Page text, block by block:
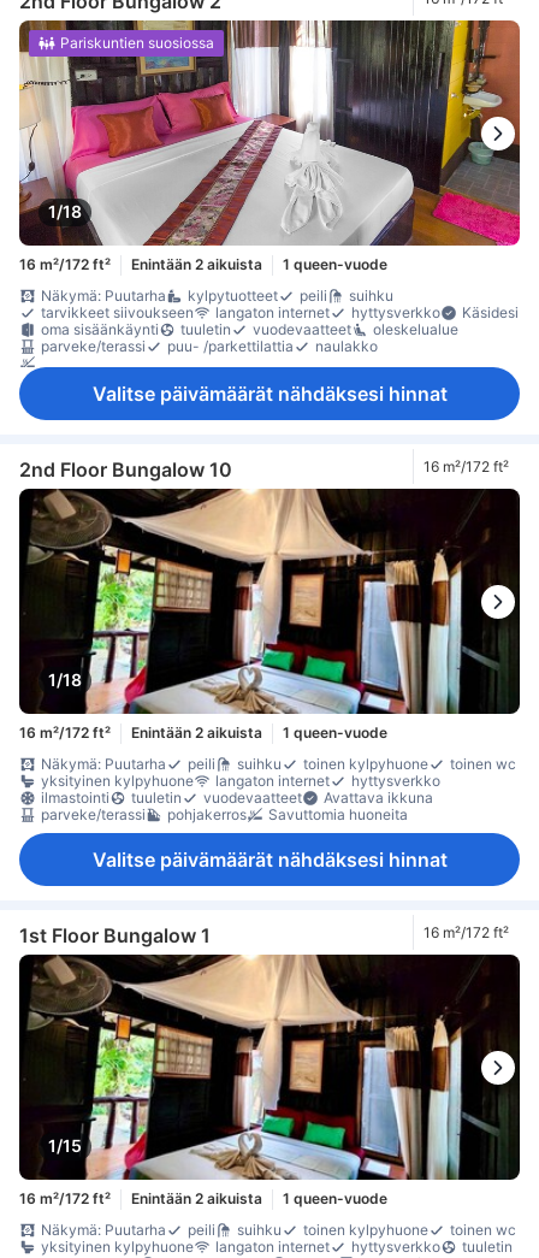
1/18
Pariskuntien suosiossa
16 m²/172 ft² Enintään 2 aikuista
1 queen-vuode
Näkymä: Puutarha
kylpytuotteet peili
suihku
tarvikkeet siivoukseen
langaton internet hyttysverkko
Käsidesi
oma sisäänkäynti
tuuletin vuodevaatteet
oleskelualue
parveke/terassi
puu- /parkettilattia
naulakko
Valitse päivämäärät nähdäksesi hinnat
2nd Floor Bungalow 10 16 m²/172 ft²
1/18
16 m²/172 ft² Enintään 2 aikuista
1 queen-vuode
Näkymä: Puutarha
peili suihku toinen kylpyhuone
toinen wc
yksityinen kylpyhuone
langaton internet
hyttysverkko
ilmastointi
tuuletin vuodevaatteet
Avattava ikkuna
parveke/terassi
pohjakerros Savuttomia huoneita
Valitse päivämäärät nähdäksesi hinnat
1st Floor Bungalow 1 16 m²/172 ft²
1/15
16 m²/172 ft² Enintään 2 aikuista
1 queen-vuode
Näkymä: Puutarha
peili suihku toinen kylpyhuone
toinen wc
yksityinen kylpyhuone
langaton internet hyttysverkko
tuuletin